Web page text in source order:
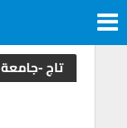
تاج -جامعة